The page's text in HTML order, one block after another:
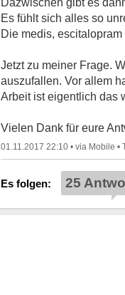
Dazwischen gibt es
Es fühlt sich alles so
Die medis,
Jetzt zu meiner Frage.
auszufallen. Vor allem
Arbeit ist eigentlich das
Vielen Dank für eure
01.11.2017 22:10 • •
25